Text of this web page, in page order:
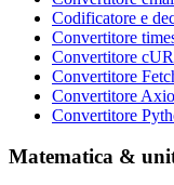
Codificatore e
Convertitore
Convertitore
Convertitore
Convertitore
Convertitore
Matematica &